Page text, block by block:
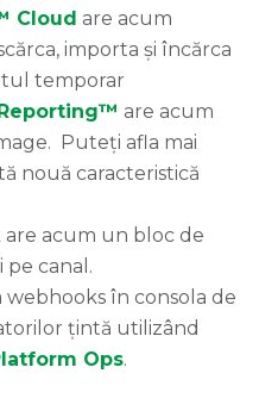
Cloud are acum
importa și încărca
temporar
are acum
Puteți afla mai
nouă caracteristică
acum un bloc de
canal.
webhooks în consola de
țintă utilizând
Ops.